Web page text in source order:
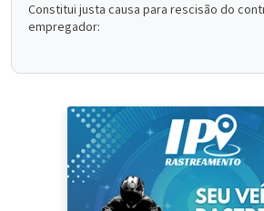
Constitui justa causa para rescisão do
empregador: